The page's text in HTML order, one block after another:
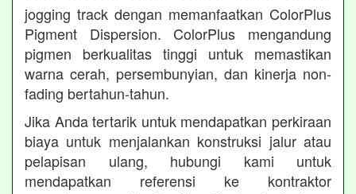
jogging track dengan memanfaatkan ColorPlus
Pigment Dispersion. ColorPlus mengandung
pigmen berkualitas tinggi untuk memastikan
warna cerah, persembunyian, dan kinerja non-
fading bertahun-tahun.
Jika Anda tertarik untuk mendapatkan perkiraan
biaya untuk menjalankan konstruksi jalur atau
pelapisan ulang, hubungi kami untuk
mendapatkan referensi ke kontraktor